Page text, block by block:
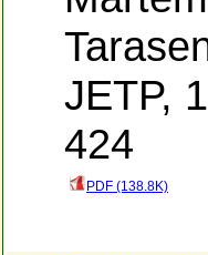
JETP,
424
PDF (138.8K)